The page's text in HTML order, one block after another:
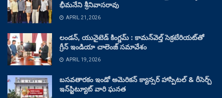
భీమనేని శ్రీనివాసరావు
APRIL 21, 2026
లండన్, యునైటెడ్ కింగ్డమ్ : కామన్‌వెల్త్ సెక్రటేరియట్‌తో
గ్రీన్ ఇండియా చాలెంజ్ సమావేశం
APRIL 19, 2026
బసవతారకం ఇండో అమెరికన్ క్యాన్సర్ హాస్పిటల్ & రీసెర్చ్
ఇన్‌స్టిట్యూట్ వారి ఘనత